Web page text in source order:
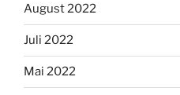
August 2022
Juli 2022
Mai 2022